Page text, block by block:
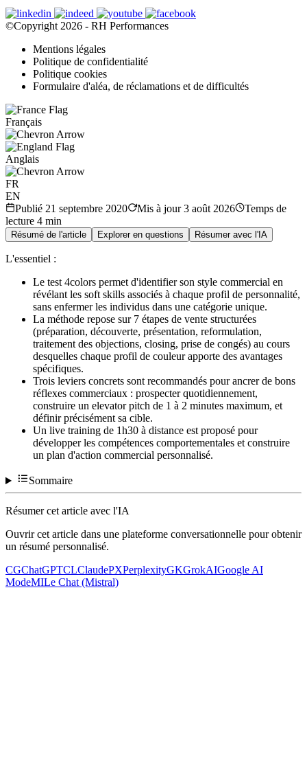
©Copyright 2026 - RH Performances
Mentions légales
Politique de confidentialité
Politique cookies
Formulaire d'aléa, de réclamations et de difficultés
Français
Anglais
FR
EN
Publié 21 septembre 2020 Mis à jour 3 août 2026
Temps de
lecture 4 min
Résumé de l'article Explorer en questions Résumer avec l'IA
L'essentiel :
Le test 4colors permet d'identifier son style commercial en
révélant les soft skills associés à chaque profil de personnalité,
sans enfermer les individus dans une catégorie unique.
La méthode repose sur 7 étapes de vente structurées
(préparation, découverte, présentation, reformulation,
traitement des objections, closing, prise de congés) au cours
desquelles chaque profil de couleur apporte des avantages
spécifiques.
Trois leviers concrets sont recommandés pour ancrer de bons
réflexes commerciaux : prospecter quotidiennement,
construire un elevator pitch de 1 à 2 minutes maximum, et
définir précisément sa cible.
Un live training de 1h30 à distance est proposé pour
développer les compétences comportementales et construire
un plan d'action commercial personnalisé.
Sommaire
Résumer cet article avec l'IA
Ouvrir cet article dans une plateforme conversationnelle pour obtenir
un résumé personnalisé.
CGChatGPTCLClaudePXPerplexityGKGrokAIGoogle AI
ModeMILe Chat (Mistral)